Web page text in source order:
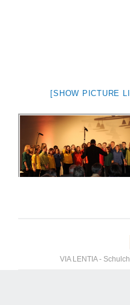
[SHOW PICTURE
VIA LENTIA -